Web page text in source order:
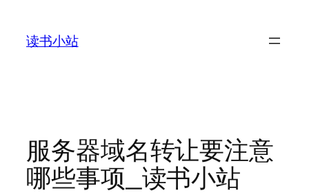
读书小站
服务器域名转让要注意
哪些事项_读书小站